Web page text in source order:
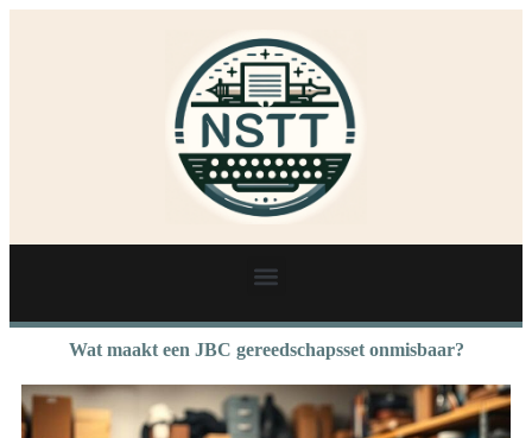
Wat maakt een JBC gereedschapsset onmisbaar?